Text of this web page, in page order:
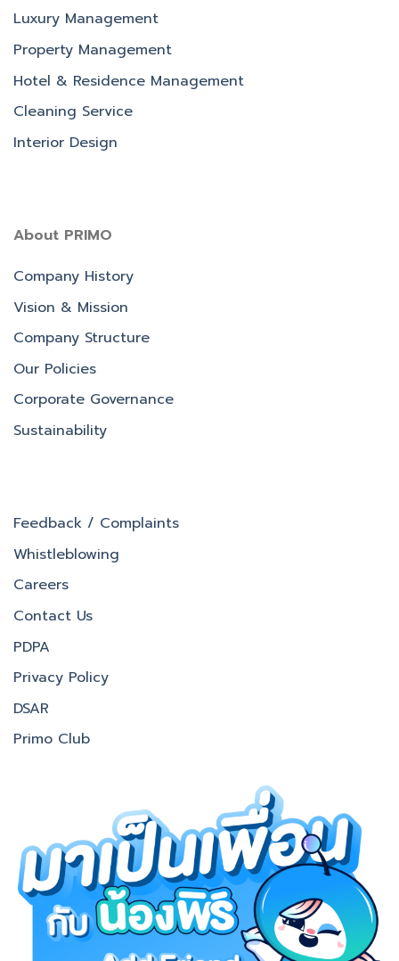
Luxury Management
Property Management
Hotel & Residence Management
Cleaning Service
Interior Design
About PRIMO
Company History
Vision & Mission
Company Structure
Our Policies
Corporate Governance
Sustainability
Feedback / Complaints
Whistleblowing
Careers
Contact Us
PDPA
Privacy Policy
DSAR
Primo Club